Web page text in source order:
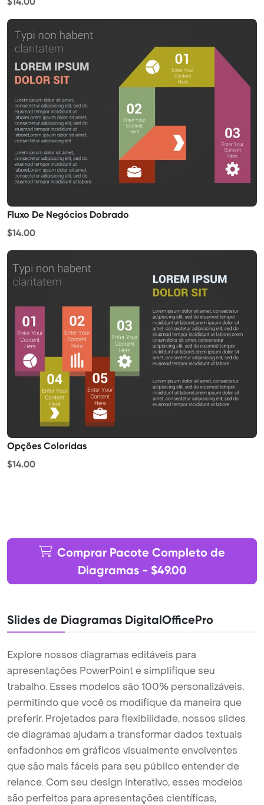
Fluxo De Negócios Dobrado
$14.00
Opções Coloridas
$14.00
Comprar Pacote Completo de
Diagramas - $49.00
Slides de Diagramas DigitalOfficePro
Explore nossos diagramas editáveis para
apresentações PowerPoint e simplifique seu
trabalho. Esses modelos são 100% personalizáveis,
permitindo que você os modifique da maneira que
preferir. Projetados para flexibilidade, nossos slides
de diagramas ajudam a transformar dados textuais
enfadonhos em gráficos visualmente envolventes
que são mais fáceis para seu público entender de
relance. Com seu design interativo, esses modelos
são perfeitos para apresentações científicas,